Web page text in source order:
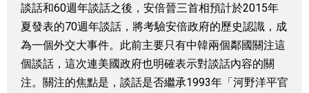
臺灣香港
更多
談話和60週年談話之後，安倍晉三首相預計於2015年
夏發表的70週年談話，將考驗安倍政府的歷史認識，成
為一個外交大事件。此前主要只有中韓兩個鄰國關注這
個談話，這次連美國政府也明確表示對談話內容的關
注。關注的焦點是，談話是否繼承1993年「河野洋平官